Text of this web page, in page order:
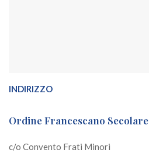
INDIRIZZO
Ordine Francescano Secolare
c/o Convento Frati Minori